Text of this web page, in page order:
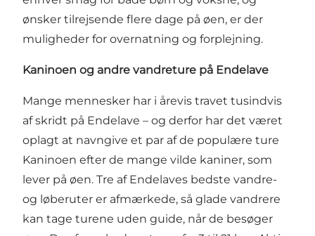
ønsker tilrejsende flere dage på øen, er der
muligheder for overnatning og forplejning.
Kaninoen og andre vandreture på Endelave
Mange mennesker har i årevis travet tusindvis
af skridt på Endelave – og derfor har det været
oplagt at navngive et par af de populære ture
Kaninoen efter de mange vilde kaniner, som
lever på øen. Tre af Endelaves bedste vandre-
og løberuter er afmærkede, så glade vandrere
kan tage turene uden guide, når de besøger